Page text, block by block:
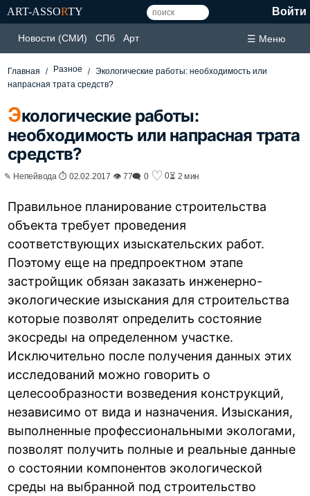
ART-ASSORTY Войти
Новости (СМИ) СПб Арт ☰ Меню
Главная Разное
Экологические работы: необходимость или
напрасная трата средств?
Экологические работы:
необходимость или напрасная трата
средств?
✎ Непейвода ⏱ 02.02.2017 👁 77🗨 0 ♡ 0⏳ 2 мин
Правильное планирование строительства
объекта требует проведения
соответствующих изыскательских работ.
Поэтому еще на предпроектном этапе
застройщик обязан заказать инженерно-
экологические изыскания для строительства
которые позволят определить состояние
экосреды на определенном участке.
Исключительно после получения данных этих
исследований можно говорить о
целесообразности возведения конструкций,
независимо от вида и назначения. Изыскания,
выполненные профессиональными экологами,
позволят получить полные и реальные данные
о состоянии компонентов экологической
среды на выбранной под строительство